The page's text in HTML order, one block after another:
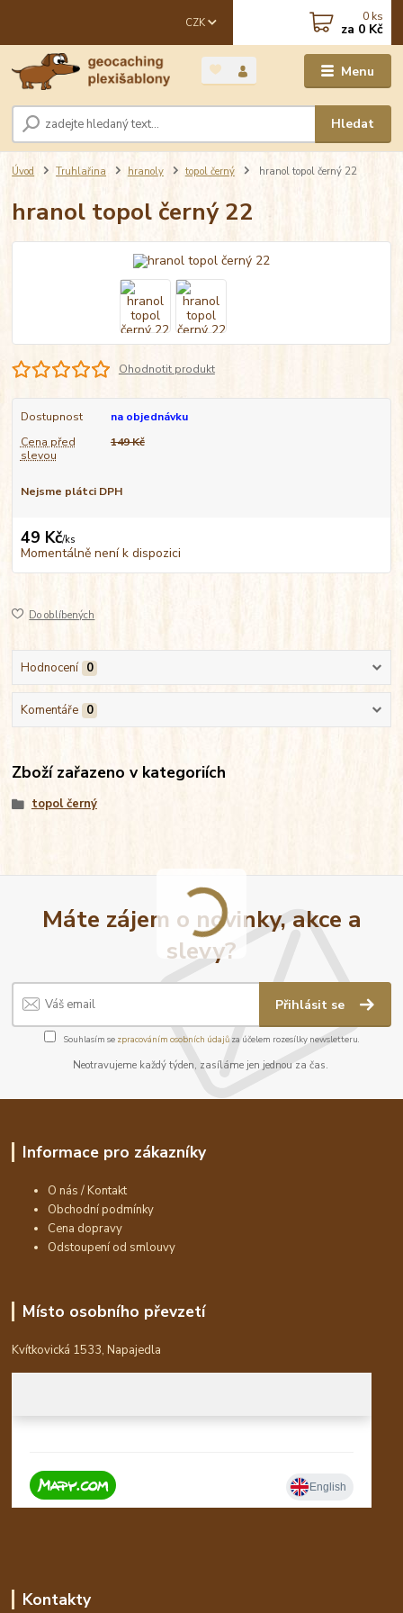
Menu
CZK
Hledat
0 ks
za 0 Kč
Úvod Truhlařina hranoly topol černý hranol topol černý 22
hranol topol černý 22
Ohodnotit produkt
Dostupnost
na objednávku
Cena před
slevou
149 Kč
Nejsme plátci DPH
49 Kč/ks
Momentálně není k dispozici
Do oblíbených
Hodnocení 0
Komentáře 0
Zboží zařazeno v kategoriích
topol černý
Máte zájem o novinky, akce a
slevy?
Přihlásit se
Souhlasím se zpracováním osobních údajůza účelem rozesílky newsletteru.
Neotravujeme každý týden, zasíláme jen jednou za čas.
Informace pro zákazníky
O nás / Kontakt
Obchodní podmínky
Cena dopravy
Odstoupení od smlouvy
Místo osobního převzetí
Kvítkovická 1533, Napajedla
Kontakty